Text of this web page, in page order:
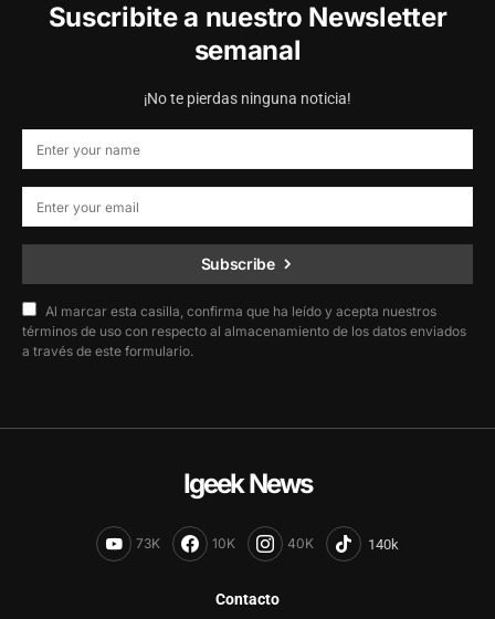
Suscribite a nuestro Newsletter
semanal
¡No te pierdas ninguna noticia!
Subscribe
Al marcar esta casilla, confirma que ha leído y acepta nuestros
términos de uso con respecto al almacenamiento de los datos enviados
a través de este formulario.
Igeek News
73K 10K 40K
Contacto